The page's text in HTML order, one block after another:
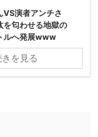
VS演者アンチさ
を匂わせる地獄の
ルへ発展www
を見る